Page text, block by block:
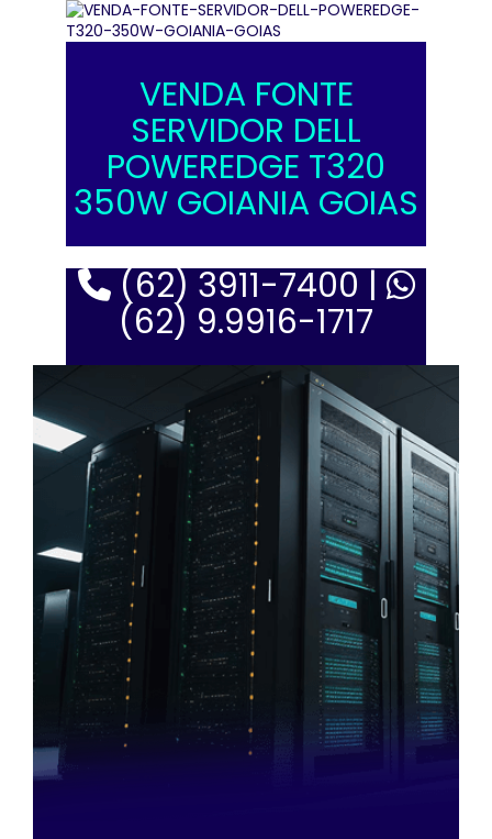
VENDA FONTE
SERVIDOR DELL
POWEREDGE T320
350W GOIANIA GOIAS
(62) 3911-7400 |
(62) 9.9916-1717